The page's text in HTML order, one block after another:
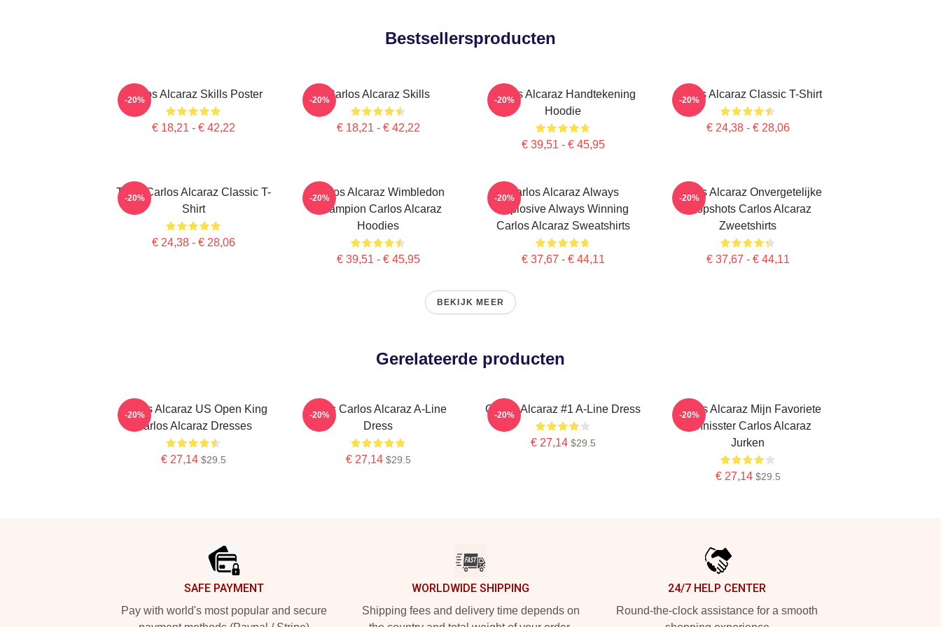
Bestsellersproducten
Carlos Alcaraz Skills Poster
€ 18,21 - € 42,22
-20% Carlos Alcaraz Skills
€ 18,21 - € 42,22
-20%
Carlos Alcaraz Handtekening
Hoodie
€ 39,51 - € 45,95
-20% Carlos Alcaraz Classic T-Shirt
€ 24,38 - € 28,06
-20%
Tenis Carlos Alcaraz Classic T-
Shirt
€ 24,38 - € 28,06
-20%
Carlos Alcaraz Wimbledon
Champion Carlos Alcaraz
Hoodies
€ 39,51 - € 45,95
-20%
Carlos Alcaraz Always
Explosive Always Winning
Carlos Alcaraz Sweatshirts
€ 37,67 - € 44,11
-20%
Carlos Alcaraz Onvergetelijke
Dropshots Carlos Alcaraz
Zweetshirts
€ 37,67 - € 44,11
-20%
BEKIJK MEER
Gerelateerde producten
Carlos Alcaraz US Open King
Carlos Alcaraz Dresses
€ 27,14 $29.5
-20%
Tenis Carlos Alcaraz A-Line
Dress
€ 27,14 $29.5
-20% Carlos Alcaraz #1 A-Line Dress
€ 27,14 $29.5
-20%
Carlos Alcaraz Mijn Favoriete
Tennisster Carlos Alcaraz
Jurken
€ 27,14 $29.5
-20%
SAFE PAYMENT
Pay with world's most popular and secure
WORLDWIDE SHIPPING
Shipping fees and delivery time depends on
24/7 HELP CENTER
Round-the-clock assistance for a smooth